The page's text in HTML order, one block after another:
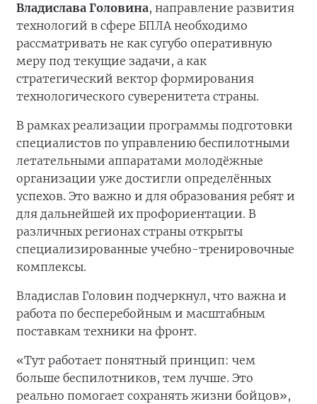
Владислава Головина, направление развития
технологий в сфере БПЛА необходимо
рассматривать не как сугубо оперативную
меру под текущие задачи, а как
стратегический вектор формирования
технологического суверенитета страны.
В рамках реализации программы подготовки
специалистов по управлению беспилотными
летательными аппаратами молодёжные
организации уже достигли определённых
успехов. Это важно и для образования ребят и
для дальнейшей их профориентации. В
различных регионах страны открыты
специализированные учебно-тренировочные
комплексы.
Владислав Головин подчеркнул, что важна и
работа по бесперебойным и масштабным
поставкам техники на фронт.
«Тут работает понятный принцип: чем
больше беспилотников, тем лучше. Это
реально помогает сохранять жизни бойцов»,